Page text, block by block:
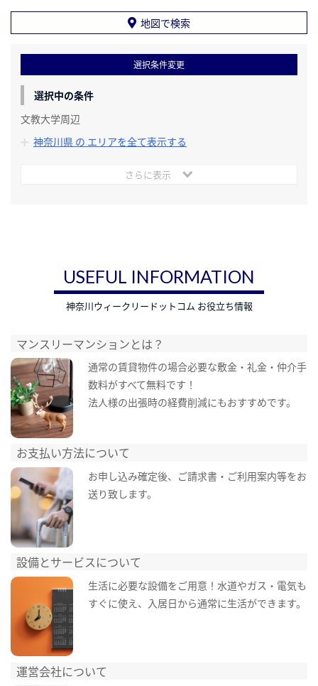
地図で検索
選択条件変更
選択中の条件
文教大学周辺
神奈川県 の エリアを全て表示する
さらに表示
USEFUL INFORMATION
神奈川ウィークリードットコム お役立ち情報
マンスリーマンションとは？
通常の賃貸物件の場合必要な敷金・礼金・仲介手
数料がすべて無料です！
法人様の出張時の経費削減にもおすすめです。
お支払い方法について
お申し込み確定後、ご請求書・ご利用案内等をお
送り致します。
設備とサービスについて
生活に必要な設備をご用意！水道やガス・電気も
すぐに使え、入居日から通常に生活ができます。
運営会社について